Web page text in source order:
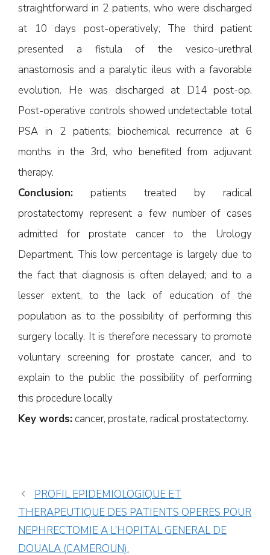
straightforward in 2 patients, who were discharged
at 10 days post-operatively; The third patient
presented a fistula of the vesico-urethral
anastomosis and a paralytic ileus with a favorable
evolution. He was discharged at D14 post-op.
Post-operative controls showed undetectable total
PSA in 2 patients; biochemical recurrence at 6
months in the 3rd, who benefited from adjuvant
therapy.
Conclusion: patients treated by radical
prostatectomy represent a few number of cases
admitted for prostate cancer to the Urology
Department. This low percentage is largely due to
the fact that diagnosis is often delayed; and to a
lesser extent, to the lack of education of the
population as to the possibility of performing this
surgery locally. It is therefore necessary to promote
voluntary screening for prostate cancer, and to
explain to the public the possibility of performing
this procedure locally
Key words: cancer, prostate, radical prostatectomy.
PROFIL EPIDEMIOLOGIQUE ET
THERAPEUTIQUE DES PATIENTS OPERES POUR
NEPHRECTOMIE A L’HOPITAL GENERAL DE
DOUALA (CAMEROUN).